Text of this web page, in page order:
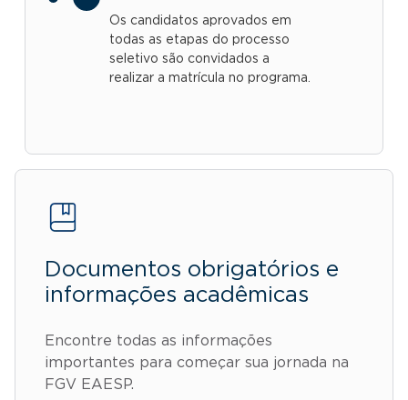
Os candidatos aprovados em
todas as etapas do processo
seletivo são convidados a
realizar a matrícula no programa.
Documentos obrigatórios e
informações acadêmicas
Encontre todas as informações
importantes para começar sua jornada na
FGV EAESP.